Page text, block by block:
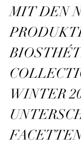
MIT DEN
WINTER